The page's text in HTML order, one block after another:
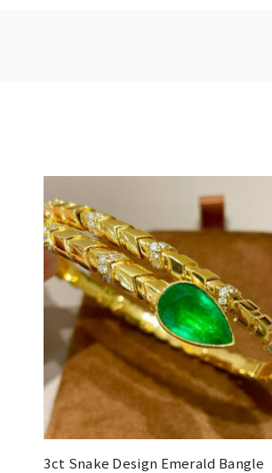
3.8ct Fashion Emerald Bracelet